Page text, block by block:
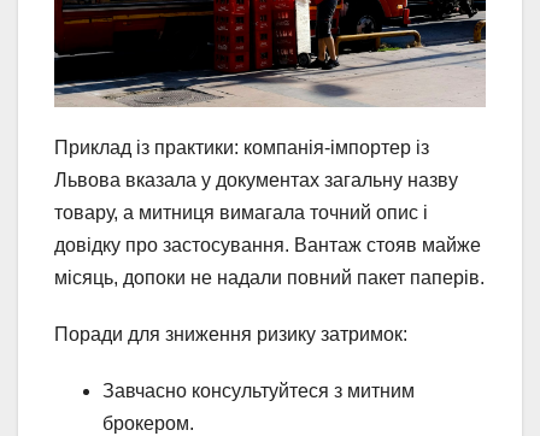
Приклад із практики: компанія-імпортер із
Львова вказала у документах загальну назву
товару, а митниця вимагала точний опис і
довідку про застосування. Вантаж стояв майже
місяць, допоки не надали повний пакет паперів.
Поради для зниження ризику затримок:
Завчасно консультуйтеся з митним
брокером.